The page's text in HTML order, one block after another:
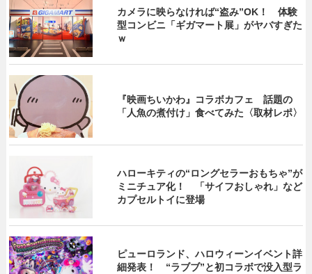
カメラに映らなければ“盗み”OK！ 体験
型コンビニ「ギガマート展」がヤバすぎた
ｗ
『映画ちいかわ』コラボカフェ 話題の
「人魚の煮付け」食べてみた〈取材レポ〉
ハローキティの“ロングセラーおもちゃ”が
ミニチュア化！ 「サイフおしゃれ」など
カプセルトイに登場
ピューロランド、ハロウィーンイベント詳
細発表！ “ラブブ”と初コラボで没入型ラ